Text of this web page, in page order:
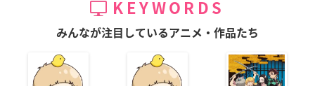
KEYWORDS
みんなが注目しているアニメ・作品たち